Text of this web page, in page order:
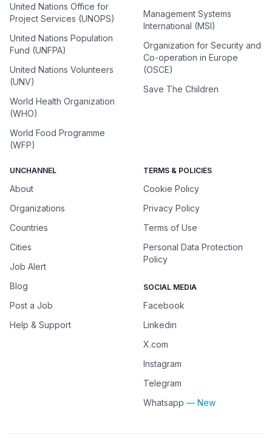
United Nations Office for
Project Services (UNOPS)
United Nations Population
Fund (UNFPA)
United Nations Volunteers
(UNV)
World Health Organization
(WHO)
World Food Programme
(WFP)
Management Systems
International (MSI)
Organization for Security and
Co-operation in Europe
(OSCE)
Save The Children
UNCHANNEL
About
Organizations
Countries
Cities
Job Alert
Blog
Post a Job
Help & Support
TERMS & POLICIES
Cookie Policy
Privacy Policy
Terms of Use
Personal Data Protection
Policy
SOCIAL MEDIA
Facebook
Linkedin
X.com
Instagram
Telegram
Whatsapp — New